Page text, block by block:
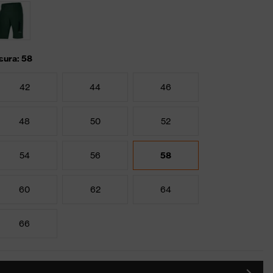
58
42 44 46
48 50 52
54 56 58
60 62 64
66